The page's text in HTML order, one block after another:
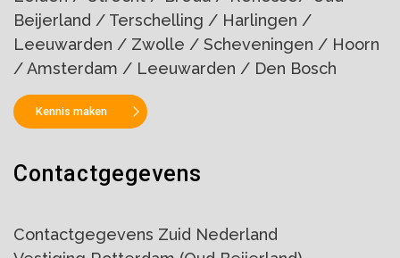
Beijerland / Terschelling / Harlingen /
Leeuwarden / Zwolle / Scheveningen / Hoorn
/ Amsterdam / Leeuwarden / Den Bosch
Kennis maken
Contactgegevens
Contactgegevens Zuid Nederland